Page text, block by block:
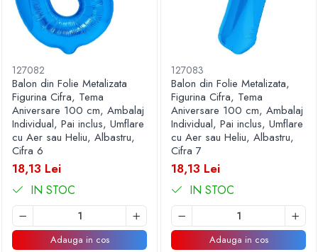
127082
Balon din Folie Metalizata
Figurina Cifra, Tema
Aniversare 100 cm, Ambalaj
Individual, Pai inclus, Umflare
cu Aer sau Heliu, Albastru,
Cifra 6
18,13 Lei
IN STOC
Adauga in cos
127083
Balon din Folie Metalizata,
Figurina Cifra, Tema
Aniversare 100 cm, Ambalaj
Individual, Pai inclus, Umflare
cu Aer sau Heliu, Albastru,
Cifra 7
18,13 Lei
IN STOC
Adauga in cos